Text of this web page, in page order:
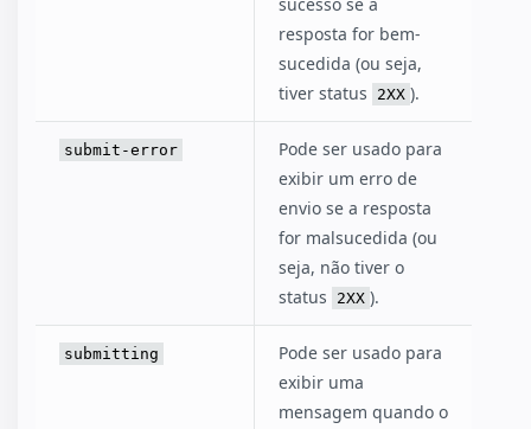
resposta for bem-
sucedida (ou seja,
tiver status
2XX ).
submit-error
Pode ser usado para
exibir um erro de
envio se a resposta
for malsucedida (ou
seja, não tiver o
status
2XX ).
submitting
Pode ser usado para
exibir uma
mensagem quando o